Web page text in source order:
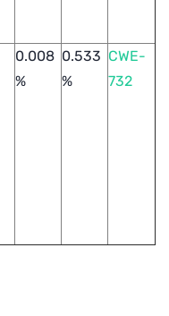
0.008
%
0.533
%
CWE-
732